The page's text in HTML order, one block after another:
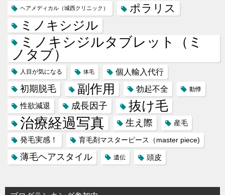
ヘアメディカル（城西クリニック） ポラリス
ミノキシジル
ミノキシジルタブレット（ミ
ノタブ）
人目が気になる 体毛 個人輸入代行
初期脱毛 副作用 勃起不全 動悸
性欲減退 成長因子 抜け毛
治療経過写真 生え際 産毛
発毛実感！ 育毛剤マスターピース（master piece)
薄毛ヘアスタイル 遺伝 頭皮